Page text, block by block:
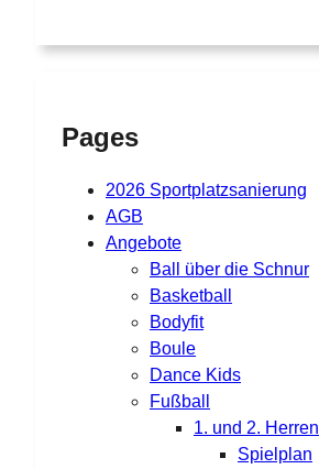
Pages
2026 Sportplatzsanierung
AGB
Angebote
Ball über die Schnur
Basketball
Bodyfit
Boule
Dance Kids
Fußball
1. und 2. Herren
Spielplan